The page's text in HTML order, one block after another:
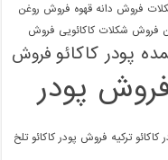
فروش دانه قهوه فروش روغن
فروش شکلات کاکائویی فروش
پودر کاکائو فروش
پودر
ترکیه فروش پودر کاکائو تلخ